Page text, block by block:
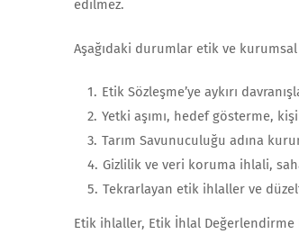
edilmez.
Aşağıdaki durumlar etik ve
Etik Sözleşme’ye aykırı
Yetki aşımı, hedef gösterme,
Tarım Savunuculuğu adına
Gizlilik ve veri koruma ihlali,
Tekrarlayan etik ihlaller ve
Etik ihlaller, Etik İhlal Değerlendirme